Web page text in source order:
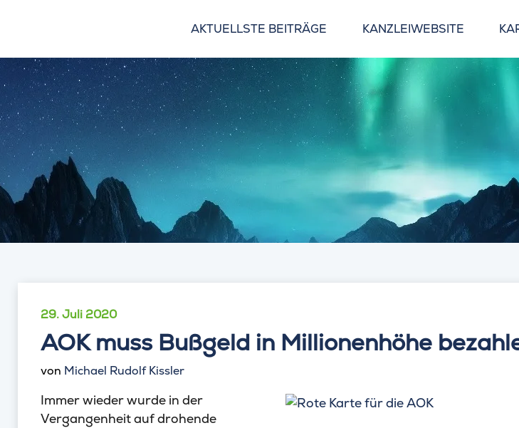
AKTUELLSTE BEITRÄGE KANZLEIWEBSITE
29. Juli 2020
AOK muss Bußgeld in Millionenhöhe
von Michael Rudolf Kissler
Immer wieder wurde in der
Vergangenheit auf drohende